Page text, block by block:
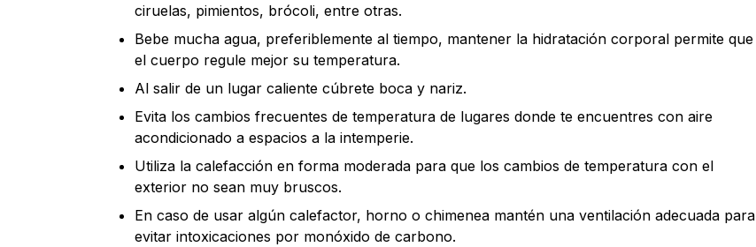
ciruelas, pimientos, brócoli, entre otras.
Bebe mucha agua, preferiblemente al tiempo, mantener la hidratación corporal permite que
el cuerpo regule mejor su temperatura.
Al salir de un lugar caliente cúbrete boca y nariz.
Evita los cambios frecuentes de temperatura de lugares donde te encuentres con aire
acondicionado a espacios a la intemperie.
Utiliza la calefacción en forma moderada para que los cambios de temperatura con el
exterior no sean muy bruscos.
En caso de usar algún calefactor, horno o chimenea mantén una ventilación adecuada para
evitar intoxicaciones por monóxido de carbono.